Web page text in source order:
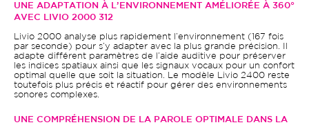
UNE ADAPTATION À L’ENVIRONNEMENT AMÉLIORÉE À 360°
AVEC LIVIO 2000 312
Livio 2000 analyse plus rapidement l’environnement (167 fois
par seconde) pour s’y adapter avec la plus grande précision. Il
adapte différent paramètres de l’aide auditive pour préserver
les indices spatiaux ainsi que les signaux vocaux pour un confort
optimal quelle que soit la situation. Le modèle Livio 2400 reste
toutefois plus précis et réactif pour gérer des environnements
sonores complexes.
UNE COMPRÉHENSION DE LA PAROLE OPTIMALE DANS LA